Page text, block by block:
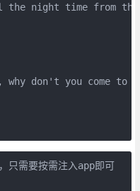
the night time from
why don't you come to
只需要按需注入app即可